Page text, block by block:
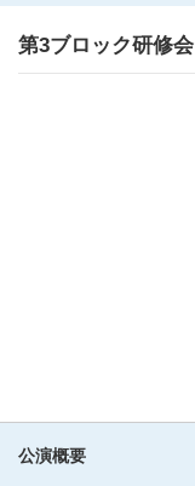
第3ブロック研修会
公演概要